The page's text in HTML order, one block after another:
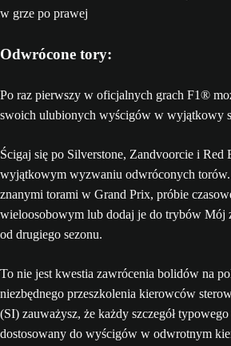
Odwrócone tory:
Po raz pierwszy w oficjalnych grach F1®
swoich ulubionych wyścigów w wyjątkowy
Ścigaj się po Silverstone, Zandvoorcie i
wyjątkowym wyzwaniu odwróconych
znanymi torami w Grand Prix, próbie
wieloosobowym lub dodaj je do trybów Mój
od drugiego sezonu.
To nie jest kwestia zawrócenia bolidów na
niezbędnego przeszkolenia kierowców
(SI) zauważysz, że każdy szczegół
dostosowany do wyścigów w odwrotnym